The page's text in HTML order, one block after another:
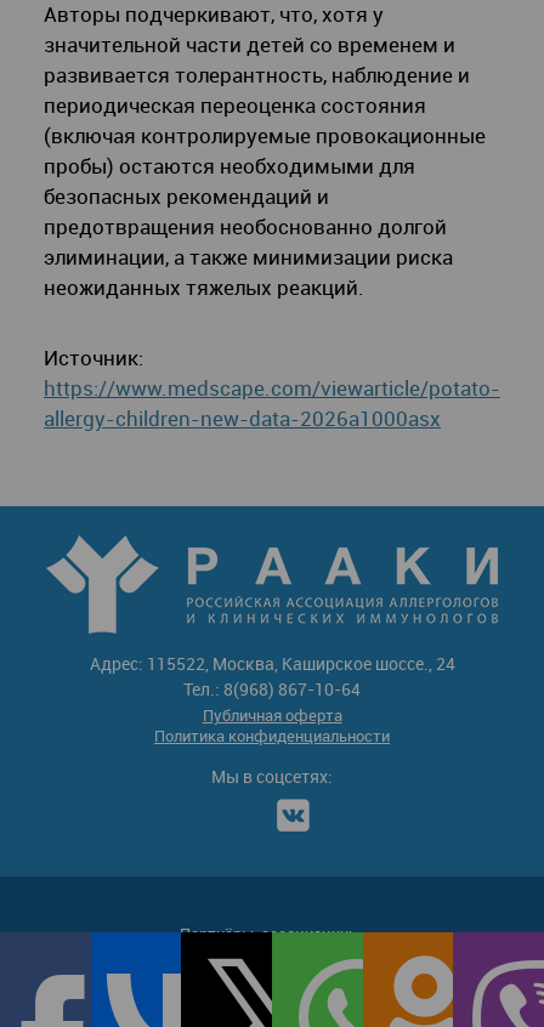
Авторы подчеркивают, что, хотя у
значительной части детей со временем и
развивается толерантность, наблюдение и
периодическая переоценка состояния
(включая контролируемые провокационные
пробы) остаются необходимыми для
безопасных рекомендаций и
предотвращения необоснованно долгой
элиминации, а также минимизации риска
неожиданных тяжелых реакций.
Источник:
https://www.medscape.com/viewarticle/potato-
allergy-children-new-data-2026a1000asx
Адрес: 115522, Москва, Каширское шоссе., 24
Тел.: 8(968) 867-10-64
Публичная оферта
Политика конфиденциальности
Мы в соцсетях:
Партнёры-ассоциации: